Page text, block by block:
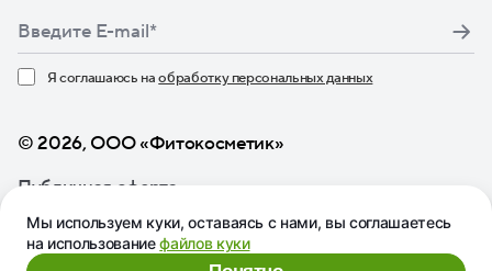
Я соглашаюсь наобработку персональных данных
© 2026, ООО «Фитокосметик»
Публичная оферта
Мы используем куки, оставаясь с нами, вы соглашаетесь
на использованиефайлов куки